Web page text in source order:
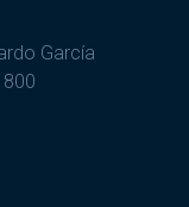
García